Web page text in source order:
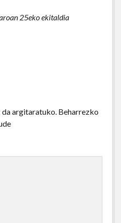
25eko ekitaldia
da argitaratuko. Beharrezko